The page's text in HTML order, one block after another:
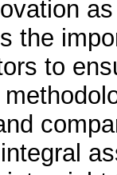
the
to